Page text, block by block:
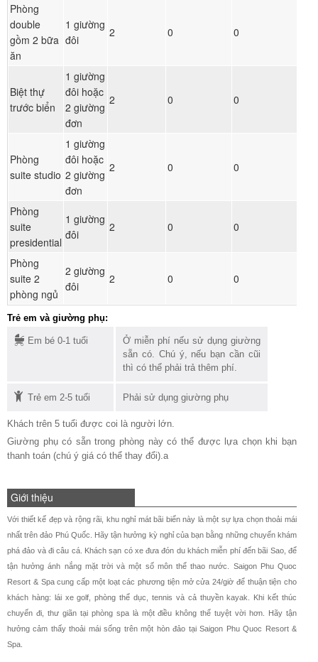
Phòng
double
gồm 2 bữa
ăn
1 giường
đôi
2 0 0
Biệt thự
trước biển
1 giường
đôi hoặc
2 giường
đơn
2 0 0
Phòng
suite studio
1 giường
đôi hoặc
2 giường
đơn
2 0 0
Phòng
suite
presidential
1 giường
đôi
2 0 0
Phòng
suite 2
phòng ngủ
2 giường
đôi
2 0 0
Trẻ em và giường phụ:
Em bé 0-1 tuổi
Ở miễn phí nếu sử dụng giường
sẵn có. Chú ý, nếu bạn cần cũi
thì có thể phải trả thêm phí.
Trẻ em 2-5 tuổi Phải sử dụng giường phụ
Khách trên 5 tuổi được coi là người lớn.
Giường phụ có sẵn trong phòng này có thể được lựa chọn khi bạn
thanh toán (chú ý giá có thể thay đổi).a
Giới thiệu
Với thiết kế đẹp và rộng rãi, khu nghỉ mát bãi biển này là một sự lựa chọn thoải mái
nhất trên đảo Phú Quốc. Hãy tận hưởng kỳ nghỉ của bạn bằng những chuyến khám
phá đảo và đi câu cá. Khách sạn có xe đưa đón du khách miễn phí đến bãi Sao, để
tận hưởng ánh nắng mặt trời và một số môn thể thao nước. Saigon Phu Quoc
Resort & Spa cung cấp một loạt các phương tiện mở cửa 24/giờ để thuận tiện cho
khách hàng: lái xe golf, phòng thể dục, tennis và cả thuyền kayak. Khi kết thúc
chuyến đi, thư giãn tại phòng spa là một điều không thể tuyệt vời hơn. Hãy tận
hưởng cảm thấy thoải mái sống trên một hòn đảo tại Saigon Phu Quoc Resort &
Spa.